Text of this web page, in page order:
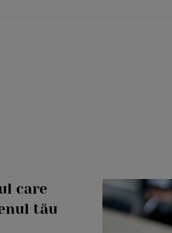
care
tău